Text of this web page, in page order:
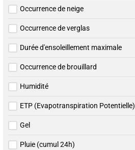
Occurrence de neige
Occurrence de verglas
Durée d'ensoleillement maximale
Occurrence de brouillard
Humidité
ETP (Evapotranspiration Potentielle)
Gel
Pluie (cumul 24h)